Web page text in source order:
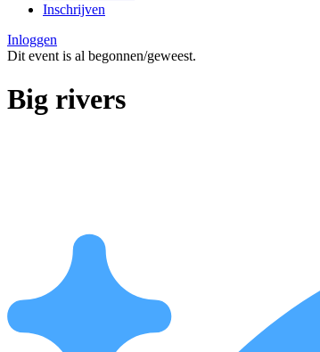
Inschrijven
Inloggen
Dit event is al begonnen/geweest.
Big rivers